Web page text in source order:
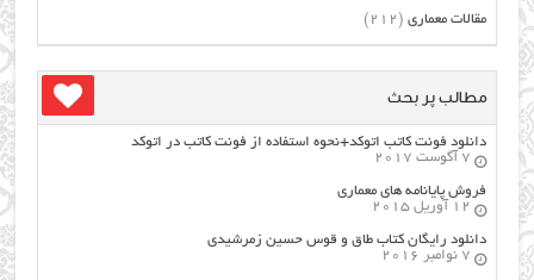
مقالات معماری (212)
مطالب پر بحث
دانلود فونت کاتب اتوکد+نحوه استفاده از فونت کاتب در اتوکد
7 آگوست 2017
فروش پایانامه های معماری
12 آوریل 2015
دانلود رایگان کتاب طاق و قوس حسین زمرشیدی
7 نوامبر 2016